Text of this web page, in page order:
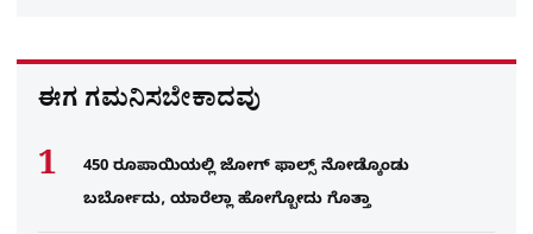
ಈಗ ಗಮನಿಸಬೇಕಾದವು
450 ರೂಪಾಯಿಯಲ್ಲಿ ಜೋಗ್​ ಫಾಲ್ಸ್​ ನೋಡ್ಕೊಂಡು
ಬರ್ಬೋದು, ಯಾರೆಲ್ಲಾ ಹೋಗ್ಬೋದು ಗೊತ್ತಾ